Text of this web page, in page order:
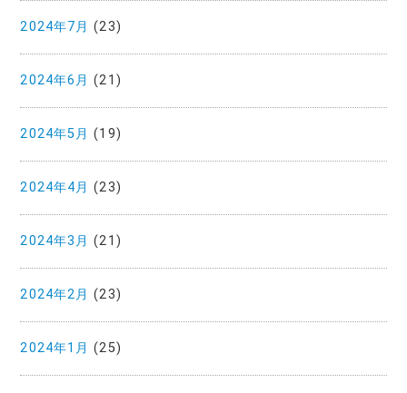
2024年7月 (23)
2024年6月 (21)
2024年5月 (19)
2024年4月 (23)
2024年3月 (21)
2024年2月 (23)
2024年1月 (25)